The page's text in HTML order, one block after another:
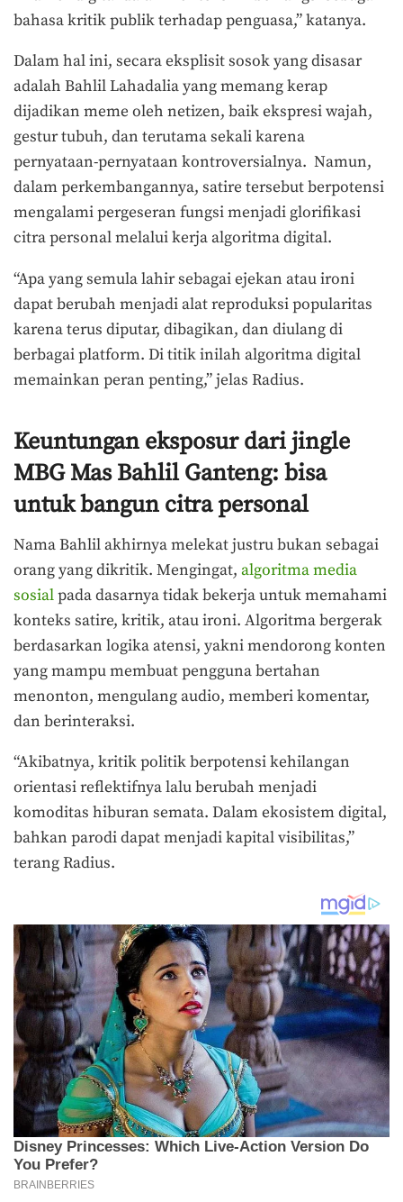
bahasa kritik publik terhadap penguasa,” katanya.
Dalam hal ini, secara eksplisit sosok yang disasar
adalah Bahlil Lahadalia yang memang kerap
dijadikan meme oleh netizen, baik ekspresi wajah,
gestur tubuh, dan terutama sekali karena
pernyataan-pernyataan kontroversialnya. Namun,
dalam perkembangannya, satire tersebut berpotensi
mengalami pergeseran fungsi menjadi glorifikasi
citra personal melalui kerja algoritma digital.
“Apa yang semula lahir sebagai ejekan atau ironi
dapat berubah menjadi alat reproduksi popularitas
karena terus diputar, dibagikan, dan diulang di
berbagai platform. Di titik inilah algoritma digital
memainkan peran penting,” jelas Radius.
Keuntungan eksposur dari jingle
MBG Mas Bahlil Ganteng: bisa
untuk bangun citra personal
Nama Bahlil akhirnya melekat justru bukan sebagai
orang yang dikritik. Mengingat, algoritma media
sosialpada dasarnya tidak bekerja untuk memahami
konteks satire, kritik, atau ironi. Algoritma bergerak
berdasarkan logika atensi, yakni mendorong konten
yang mampu membuat pengguna bertahan
menonton, mengulang audio, memberi komentar,
dan berinteraksi.
“Akibatnya, kritik politik berpotensi kehilangan
orientasi reflektifnya lalu berubah menjadi
komoditas hiburan semata. Dalam ekosistem digital,
bahkan parodi dapat menjadi kapital visibilitas,”
terang Radius.